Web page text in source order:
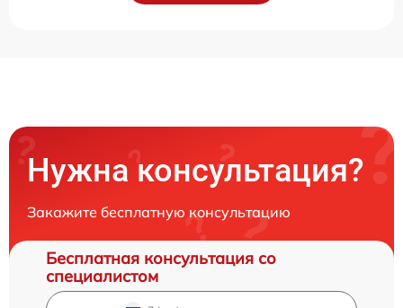
Нужна консультация?
Закажите бесплатную консультацию
Бесплатная консультация со
специалистом